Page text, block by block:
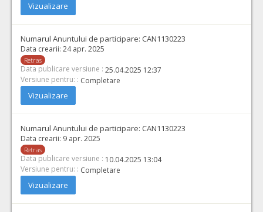
Vizualizare
Numarul Anuntului de participare: CAN1130223
Data crearii: 24 apr. 2025
Retras
Data publicare versiune : 25.04.2025 12:37
Versiune pentru: : Completare
Vizualizare
Numarul Anuntului de participare: CAN1130223
Data crearii: 9 apr. 2025
Retras
Data publicare versiune : 10.04.2025 13:04
Versiune pentru: : Completare
Vizualizare